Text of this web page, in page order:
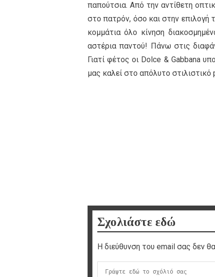
παπούτσια. Από την αντίθετη
στο πατρόν, όσο και στην
κομμάτια όλο κίνηση
αστέρια παντού! Πάνω στις
Γιατί φέτος οι Dolce & Gabbana
μας καλεί στο απόλυτο στιλιστικό
Σχολιάστε εδώ
Η διεύθυνση του email σας δεν